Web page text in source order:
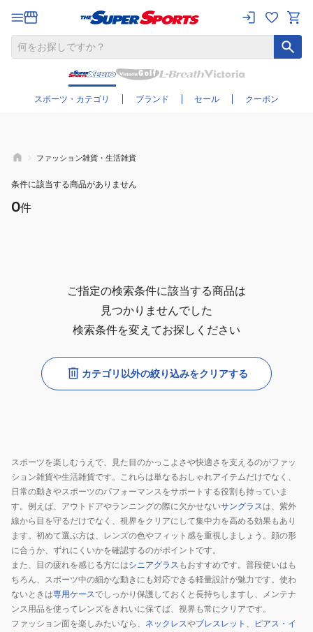
スポーツ・カテゴリ ブランド セール クーポン
さらに絞り込む
ファッション雑貨・生活雑貨
条件に該当する商品がありません
0件
ご指定の検索条件に該当する商品は
見つかりませんでした
検索条件を変えてお探しください
カテゴリ以外の絞り込みをクリアする
スポーツを楽しむうえで、見た目のかっこよさや快適さを支えるのがファッ
ション雑貨や生活雑貨です。これらは単なるおしゃれアイテムだけでなく、
日常の動きやスポーツのパフォーマンスをサポートする役割も持っていま
す。例えば、アウトドアやランニングの際に欠かせないサングラスは、紫外
線から目を守るだけでなく、視界をクリアにして集中力を高める効果もあり
ます。初めて選ぶ方は、レンズの色やフィット感を重視しましょう。顔の形
に合うか、ずれにくいかを確認するのがポイントです。
また、目の疲れを感じる方にはシニアグラス もおすすめです。普段使いはも
ちろん、スポーツ中の細かな動きにも対応できる軽量設計が魅力です。使わ
ないときは専用ケースでしっかり保護しておくと長持ちしますし、メンテナ
ンス用品を使ってレンズをきれいに保てば、視界も常にクリアです。
ファッション面を楽しみたいなら、 ネックレスやブレスレット 、
ピアス・イ